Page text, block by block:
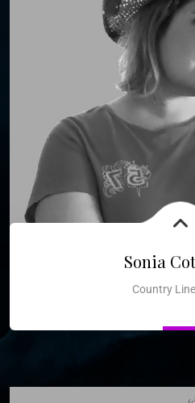
Sonia
Country